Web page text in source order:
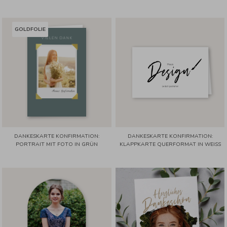
GOLDFOLIE
DANKESKARTE KONFIRMATION:
PORTRAIT MIT FOTO IN GRÜN
DANKESKARTE KONFIRMATION:
KLAPPKARTE QUERFORMAT IN WEISS